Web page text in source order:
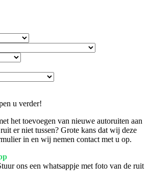
u verder!
het toevoegen van nieuwe autoruiten aan
er niet tussen? Grote kans dat wij deze
in en wij nemen contact met u op.
ons een whatsappje met foto van de ruit